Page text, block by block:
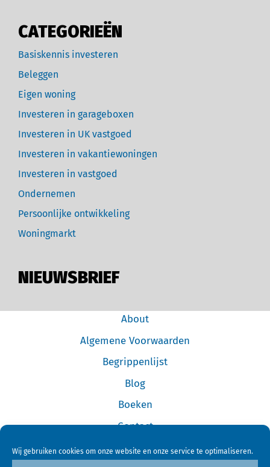
Wij gebruiken cookies om onze website en onze service te optimaliseren.
CATEGORIEËN
Basiskennis investeren
Beleggen
Eigen woning
Investeren in garageboxen
Investeren in UK vastgoed
Investeren in vakantiewoningen
Investeren in vastgoed
Ondernemen
Persoonlijke ontwikkeling
Woningmarkt
NIEUWSBRIEF
About
Algemene Voorwaarden
Begrippenlijst
Blog
Boeken
Contact
Cookiebeleid (EU)